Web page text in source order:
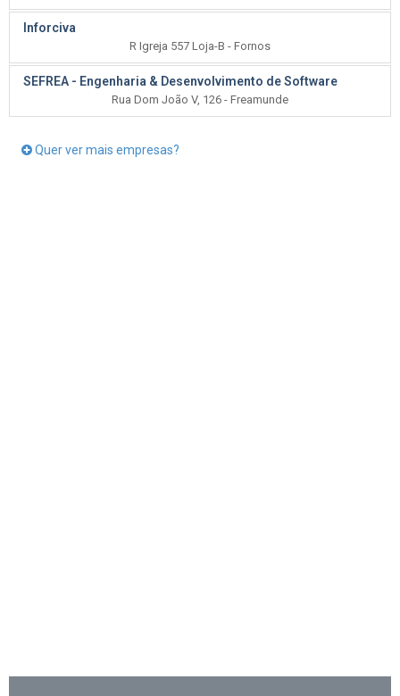
Inforciva
R Igreja 557 Loja-B - Fornos
SEFREA - Engenharia & Desenvolvimento de Software
Rua Dom João V, 126 - Freamunde
Quer ver mais empresas?